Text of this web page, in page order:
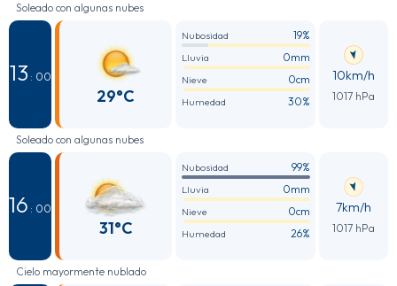
Soleado con algunas nubes
13 : 00
29°C
Nubosidad 19%
Lluvia 0mm
Nieve 0cm
Humedad 30%
10km/h
1017 hPa
Soleado con algunas nubes
16 : 00
31°C
Nubosidad 99%
Lluvia 0mm
Nieve 0cm
Humedad 26%
7km/h
1017 hPa
Cielo mayormente nublado